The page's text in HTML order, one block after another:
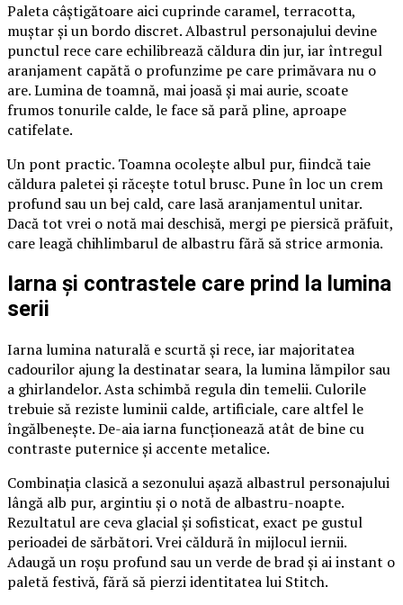
Paleta câștigătoare aici cuprinde caramel, terracotta,
muștar și un bordo discret. Albastrul personajului devine
punctul rece care echilibrează căldura din jur, iar întregul
aranjament capătă o profunzime pe care primăvara nu o
are. Lumina de toamnă, mai joasă și mai aurie, scoate
frumos tonurile calde, le face să pară pline, aproape
catifelate.
Un pont practic. Toamna ocolește albul pur, fiindcă taie
căldura paletei și răcește totul brusc. Pune în loc un crem
profund sau un bej cald, care lasă aranjamentul unitar.
Dacă tot vrei o notă mai deschisă, mergi pe piersică prăfuit,
care leagă chihlimbarul de albastru fără să strice armonia.
Iarna și contrastele care prind la lumina
serii
Iarna lumina naturală e scurtă și rece, iar majoritatea
cadourilor ajung la destinatar seara, la lumina lămpilor sau
a ghirlandelor. Asta schimbă regula din temelii. Culorile
trebuie să reziste luminii calde, artificiale, care altfel le
îngălbenește. De-aia iarna funcționează atât de bine cu
contraste puternice și accente metalice.
Combinația clasică a sezonului așază albastrul personajului
lângă alb pur, argintiu și o notă de albastru-noapte.
Rezultatul are ceva glacial și sofisticat, exact pe gustul
perioadei de sărbători. Vrei căldură în mijlocul iernii.
Adaugă un roșu profund sau un verde de brad și ai instant o
paletă festivă, fără să pierzi identitatea lui Stitch.